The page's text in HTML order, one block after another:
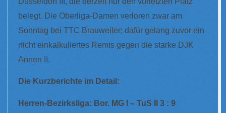
belegt. Die Oberliga-Damen verloren zwar am
Sonntag bei TTC Brauweiler; dafür gelang zuvor ein
nicht einkalkuliertes Remis gegen die starke DJK
Annen II.
Die Kurzberichte im Detail:
Herren-Bezirksliga: Bor. MG I – TuS II 3 : 9